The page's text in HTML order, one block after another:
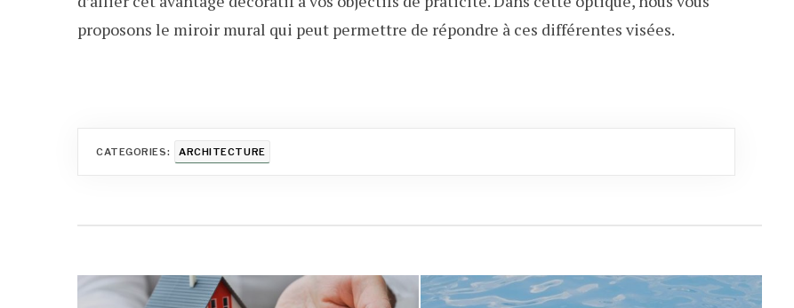
proposons le miroir mural qui peut permettre de répondre à ces différentes visées.
CATEGORIES: ARCHITECTURE
Navigation